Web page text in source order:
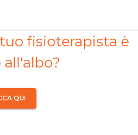
fisioterapista è
QUI